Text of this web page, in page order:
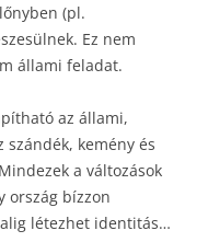
(pl.
Ez nem
állami feladat.
az állami,
szándék, kemény és
a változások
ország bízzon
létezhet identitás…